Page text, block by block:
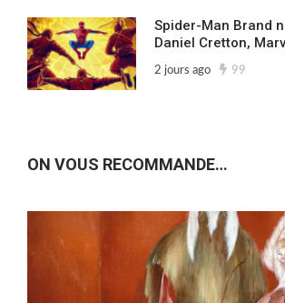
Spider-Man Brand
Daniel Cretton,
2 jours ago 99
ON VOUS RECOMMANDE…